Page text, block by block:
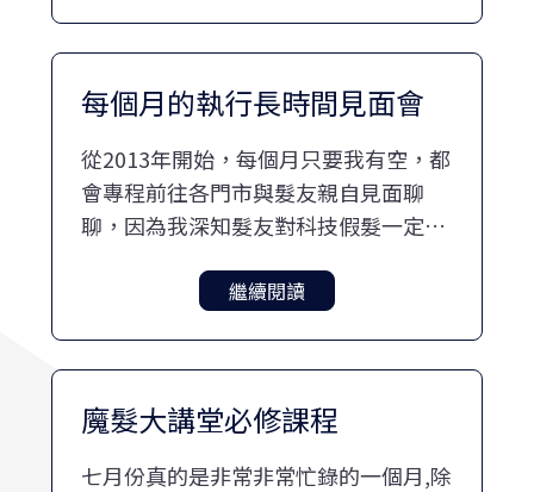
每個月的執行長時間見面會
從2013年開始，每個月只要我有空，都
會專程前往各門市與髮友親自見面聊
聊，因為我深知髮友對科技假髮一定有
使用經驗的業者少之又少，大部份的假
繼續閱讀
魔髮大講堂必修課程
七月份真的是非常非常忙錄的一個月,除